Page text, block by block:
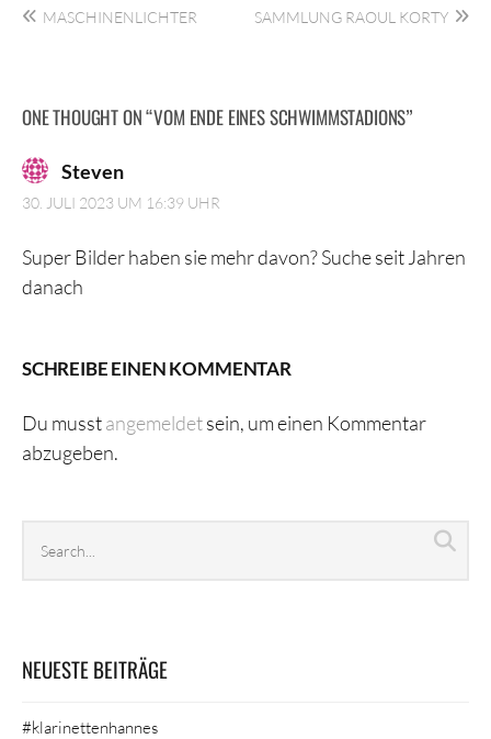
MASCHINENLICHTER SAMMLUNG RAOUL KORTY
ONE THOUGHT ON “VOM ENDE EINES SCHWIMMSTADIONS”
Steven
30. JULI 2023 UM 16:39 UHR
Super Bilder haben sie mehr davon? Suche seit Jahren
danach
SCHREIBE EINEN KOMMENTAR
Du musstangemeldetsein, um einen Kommentar
abzugeben.
archives
NEUESTE BEITRÄGE
#klarinettenhannes